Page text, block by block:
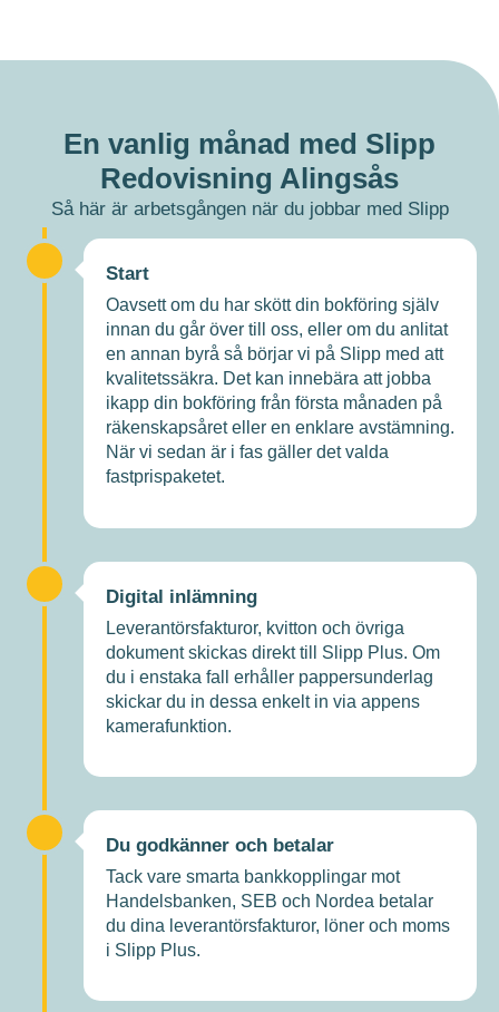
En vanlig månad med Slipp
Redovisning Alingsås
Så här är arbetsgången när du jobbar med Slipp
Start
Oavsett om du har skött din bokföring själv
innan du går över till oss, eller om du anlitat
en annan byrå så börjar vi på Slipp med att
kvalitetssäkra. Det kan innebära att jobba
ikapp din bokföring från första månaden på
räkenskapsåret eller en enklare avstämning.
När vi sedan är i fas gäller det valda
fastprispaketet.
Digital inlämning
Leverantörsfakturor, kvitton och övriga
dokument skickas direkt till Slipp Plus. Om
du i enstaka fall erhåller pappersunderlag
skickar du in dessa enkelt in via appens
kamerafunktion.
Du godkänner och betalar
Tack vare smarta bankkopplingar mot
Handelsbanken, SEB och Nordea betalar
du dina leverantörsfakturor, löner och moms
i Slipp Plus.